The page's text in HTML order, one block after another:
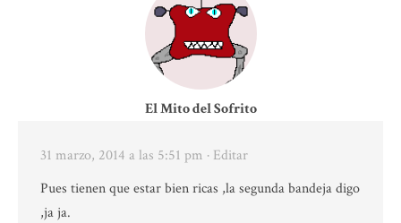
El Mito del Sofrito
31 marzo, 2014 a las 5:51 pm · Editar
Pues tienen que estar bien ricas ,la segunda bandeja digo
,ja ja.